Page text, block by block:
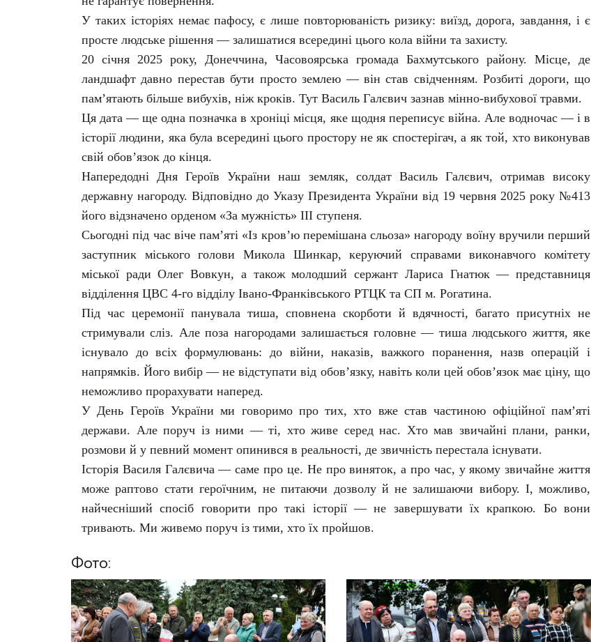
У таких історіях немає пафосу, є лише повторюваність ризику: виїзд, дорога, завдання, і є
просте людське рішення — залишатися всередині цього кола війни та захисту.
20 січня 2025 року, Донеччина, Часовоярська громада Бахмутського району. Місце, де
ландшафт давно перестав бути просто землею — він став свідченням. Розбиті дороги, що
пам’ятають більше вибухів, ніж кроків. Тут Василь Галєвич зазнав мінно-вибухової травми.
Ця дата — ще одна позначка в хроніці місця, яке щодня переписує війна. Але водночас — і в
історії людини, яка була всередині цього простору не як спостерігач, а як той, хто виконував
свій обов’язок до кінця.
Напередодні Дня Героїв України наш земляк, солдат Василь Галєвич, отримав високу
державну нагороду. Відповідно до Указу Президента України від 19 червня 2025 року №413
його відзначено орденом «За мужність» III ступеня.
Сьогодні під час віче пам’яті «Із кров’ю перемішана сльоза» нагороду воїну вручили перший
заступник міського голови Микола Шинкар, керуючий справами виконавчого комітету
міської ради Олег Вовкун, а також молодший сержант Лариса Гнатюк — представниця
відділення ЦВС 4-го відділу Івано-Франківського РТЦК та СП м. Рогатина.
Під час церемонії панувала тиша, сповнена скорботи й вдячності, багато присутніх не
стримували сліз. Але поза нагородами залишається головне — тиша людського життя, яке
існувало до всіх формулювань: до війни, наказів, важкого поранення, назв операцій і
напрямків. Його вибір — не відступати від обов’язку, навіть коли цей обов’язок має ціну, що
неможливо прорахувати наперед.
У День Героїв України ми говоримо про тих, хто вже став частиною офіційної пам’яті
держави. Але поруч із ними — ті, хто живе серед нас. Хто мав звичайні плани, ранки,
розмови й у певний момент опинився в реальності, де звичність перестала існувати.
Історія Василя Галєвича — саме про це. Не про виняток, а про час, у якому звичайне життя
може раптово стати героїчним, не питаючи дозволу й не залишаючи вибору. І, можливо,
найчесніший спосіб говорити про такі історії — не завершувати їх крапкою. Бо вони
тривають. Ми живемо поруч із тими, хто їх пройшов.
Фото: